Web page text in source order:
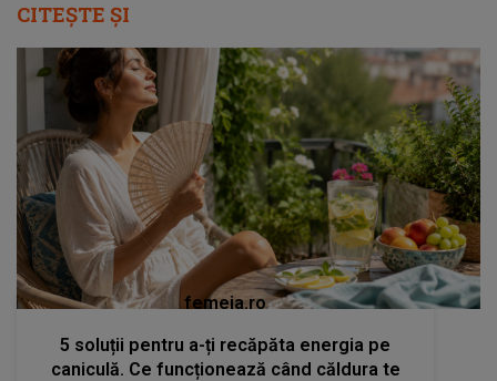
CITEȘTE ȘI
femeia.ro
5 soluții pentru a-ți recăpăta energia pe
caniculă. Ce funcționează când căldura te